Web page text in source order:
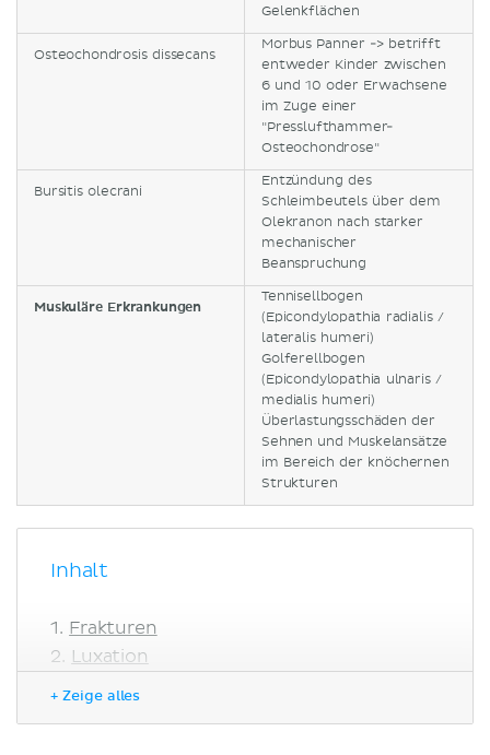
Gelenkflächen
Osteochondrosis dissecans
Morbus Panner -> betrifft
entweder Kinder zwischen
6 und 10 oder Erwachsene
im Zuge einer
"Presslufthammer-
Osteochondrose"
Bursitis olecrani
Entzündung des
Schleimbeutels über dem
Olekranon nach starker
mechanischer
Beanspruchung
Muskuläre Erkrankungen
Tennisellbogen
(Epicondylopathia radialis /
lateralis humeri)
Golferellbogen
(Epicondylopathia ulnaris /
medialis humeri)
Überlastungsschäden der
Sehnen und Muskelansätze
im Bereich der knöchernen
Strukturen
Inhalt
Frakturen
Luxation
+ Zeige alles